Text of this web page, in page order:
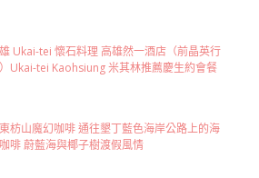
Ukai-tei 懷石料理 高雄然一酒店（前晶英行
Ukai-tei Kaohsiung 米其林推薦慶生約會餐
枋山魔幻咖啡 通往墾丁藍色海岸公路上的海
啡 蔚藍海與椰子樹渡假風情